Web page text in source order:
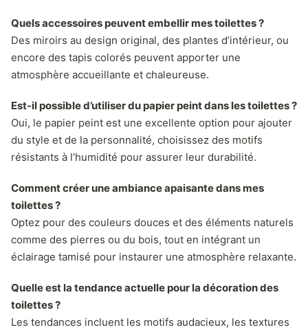
Quels accessoires peuvent embellir mes toilettes ?
Des miroirs au design original, des plantes d’intérieur, ou
encore des tapis colorés peuvent apporter une
atmosphère accueillante et chaleureuse.
Est-il possible d’utiliser du papier peint dans les toilettes ?
Oui, le papier peint est une excellente option pour ajouter
du style et de la personnalité, choisissez des motifs
résistants à l’humidité pour assurer leur durabilité.
Comment créer une ambiance apaisante dans mes
toilettes ?
Optez pour des couleurs douces et des éléments naturels
comme des pierres ou du bois, tout en intégrant un
éclairage tamisé pour instaurer une atmosphère relaxante.
Quelle est la tendance actuelle pour la décoration des
toilettes ?
Les tendances incluent les motifs audacieux, les textures